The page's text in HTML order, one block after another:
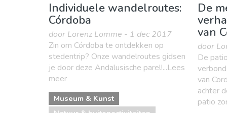
Individuele wandelroutes:
Córdoba
door Lorenz Lomme - 1 dec 2017
Zin om Córdoba te ontdekken op
stedentrip? Onze wandelroutes gidsen
je door deze Andalusische parel!...Lees
meer
Museum & Kunst
De
van
door
De
van
achter
patio